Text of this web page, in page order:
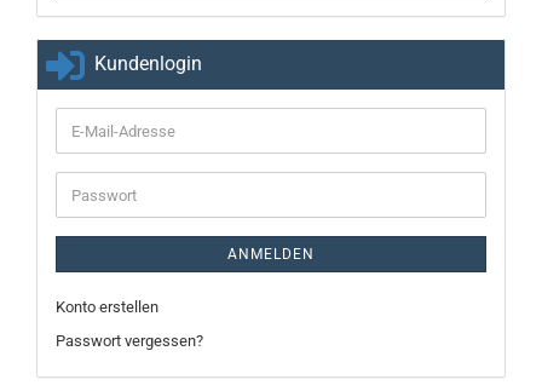
Kundenlogin
E-
Mail-
Adresse
Passwort
ANMELDEN
Konto erstellen
Passwort vergessen?